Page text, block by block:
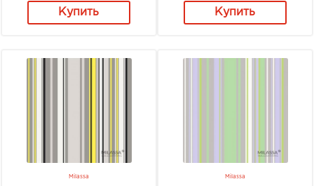
Купить Купить
Milassa Milassa